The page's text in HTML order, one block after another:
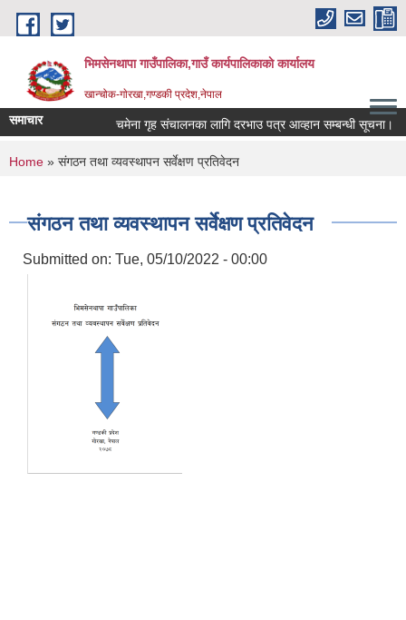
Skip to main content
भिमसेनथापा गाउँपालिका,गाउँ कार्यपालिकाकाे कार्यालय
खान्चोक-गाेरखा,गण्डकी प्रदेश,नेपाल
समाचार चमेना गृह संचालनका लागि दरभाउ पत्र आव्हान सम्बन्धी सूचना।
You are here
Home » संगठन तथा व्यवस्थापन सर्वेक्षण प्रतिवेदन
संगठन तथा व्यवस्थापन सर्वेक्षण प्रतिवेदन
Submitted on: Tue, 05/10/2022 - 00:00